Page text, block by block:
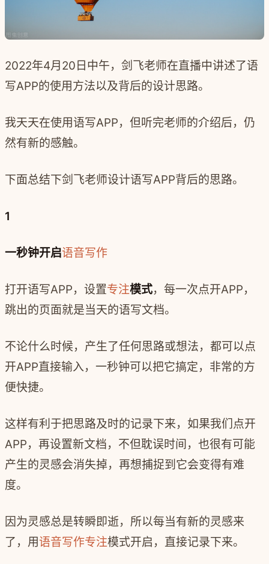
2022年4月20日中午，剑飞老师在直播中讲述了语
写APP的使用方法以及背后的设计思路。
我天天在使用语写APP，但听完老师的介绍后，仍
然有新的感触。
下面总结下剑飞老师设计语写APP背后的思路。
1
一秒钟开启语音写作
打开语写APP，设置专注模式，每一次点开APP，
跳出的页面就是当天的语写文档。
不论什么时候，产生了任何思路或想法，都可以点
开APP直接输入，一秒钟可以把它搞定，非常的方
便快捷。
这样有利于把思路及时的记录下来，如果我们点开
APP，再设置新文档，不但耽误时间，也很有可能
产生的灵感会消失掉，再想捕捉到它会变得有难
度。
因为灵感总是转瞬即逝，所以每当有新的灵感来
了，用语音写作专注模式开启，直接记录下来。